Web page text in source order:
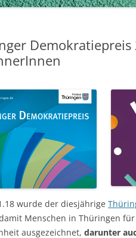
Demokratiepreis
wurde der diesjährige
Menschen in Thüringen
ausgezeichnet, darunter